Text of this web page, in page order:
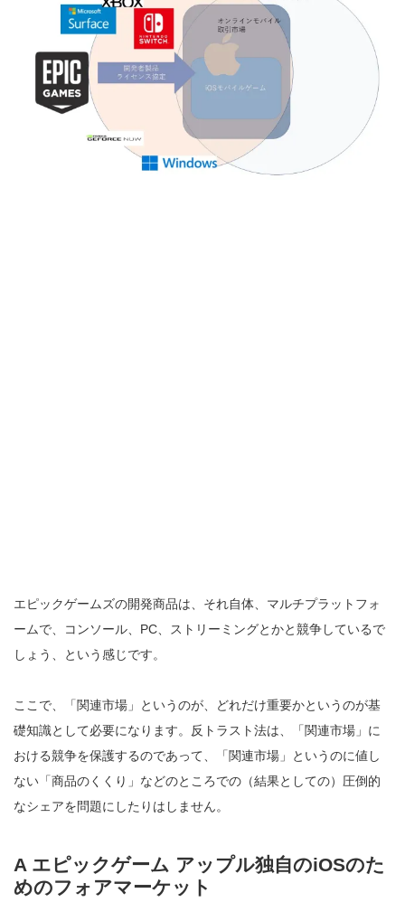
エピックゲームズの開発商品は、それ自体、マルチプラットフォ
ームで、コンソール、PC、ストリーミングとかと競争しているで
しょう、という感じです。
ここで、「関連市場」というのが、どれだけ重要かというのが基
礎知識として必要になります。反トラスト法は、「関連市場」に
おける競争を保護するのであって、「関連市場」というのに値し
ない「商品のくくり」などのところでの（結果としての）圧倒的
なシェアを問題にしたりはしません。
A エピックゲーム アップル独自のiOSのた
めのフォアマーケット